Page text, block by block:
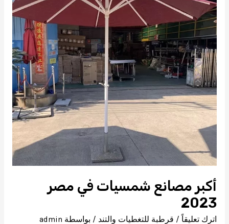
أكبر مصانع شمسيات في مصر
2023
اترك تعليقاً / قرطبة للتغطيات والتند / بواسطة admin